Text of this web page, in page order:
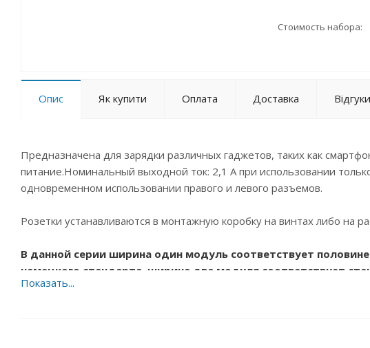
Стоимость набора:
Опис Як купити Оплата Доставка Відгуки
Предназначена для зарядки различных гаджетов, таких как
питание.Номинальный выходной ток: 2,1 А при использовании
одновременном использовании правого и левого разъемов.
Розетки устанавливаются в монтажную коробку на винтах либо на
В данной серии ширина один модуль соответствует
немецкого стандарта, ширина два модуля соответствует
немецкого стандарта.Это позволяет более разнообразно